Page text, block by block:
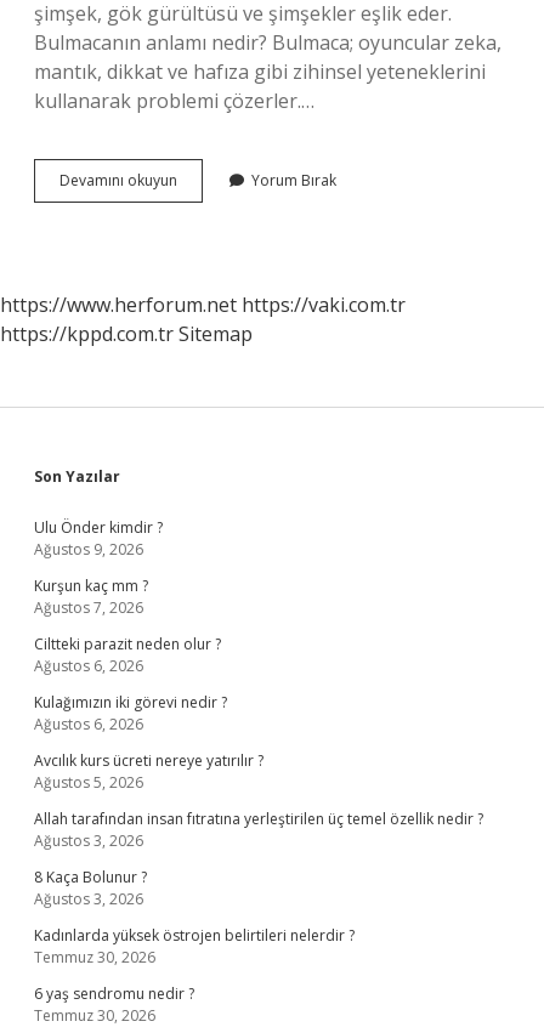
şimşek, gök gürültüsü ve şimşekler eşlik eder.
Bulmacanın anlamı nedir? Bulmaca; oyuncular zeka,
mantık, dikkat ve hafıza gibi zihinsel yeteneklerini
kullanarak problemi çözerler.…
Devamını okuyun Bulmaca
Rüzgar
Yorum Bırak
https://www.herforum.net https://vaki.com.tr
https://kppd.com.trSitemap
Sidebar
Son Yazılar
Ulu Önder kimdir ?
Ağustos 9, 2026
Kurşun kaç mm ?
Ağustos 7, 2026
Ciltteki parazit neden olur ?
Ağustos 6, 2026
Kulağımızın iki görevi nedir ?
Ağustos 6, 2026
Avcılık kurs ücreti nereye yatırılır ?
Ağustos 5, 2026
Allah tarafından insan fıtratına yerleştirilen üç temel özellik nedir ?
Ağustos 3, 2026
8 Kaça Bolunur ?
Ağustos 3, 2026
Kadınlarda yüksek östrojen belirtileri nelerdir ?
Temmuz 30, 2026
6 yaş sendromu nedir ?
Temmuz 30, 2026